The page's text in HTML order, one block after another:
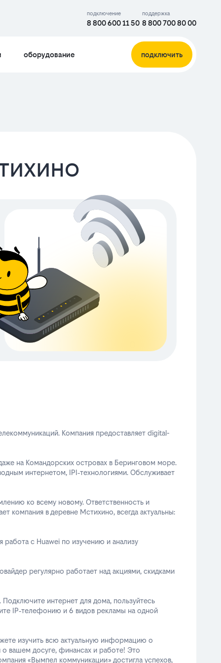
подключение
8 800 600 11 50
поддержка
8 800 700 80 00
оборудование подключить
Компания предоставляет digital-
на Командорских островах в Беринговом море.
интернетом, IPI‑технологиями. Обслуживает
ко всему новому. Ответственность и
компания в деревне Мстихино, всегда актуальны:
с Huawei по изучению и анализу
регулярно работает над акциями, скидками
интернет для дома, пользуйтесь
IP‑телефонию и 6 видов рекламы на одной
изучить всю актуальную информацию о
о вашем досуге, финансах и работе! Это
«Вымпел коммуникации» достигла успехов,